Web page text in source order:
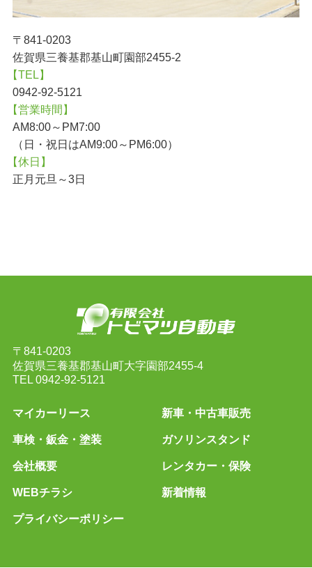
〒841-0203
佐賀県三養基郡基山町園部2455-2
【TEL】
0942-92-5121
【営業時間】
AM8:00～PM7:00
（日・祝日はAM9:00～PM6:00）
【休日】
正月元旦～3日
〒841-0203
佐賀県三養基郡基山町大字園部2455-4
TEL 0942-92-5121
マイカーリース 新車・中古車販売
車検・鈑金・塗装 ガソリンスタンド
レンタカー・保険
会社概要
新着情報
WEBチラシ
プライバシーポリシー